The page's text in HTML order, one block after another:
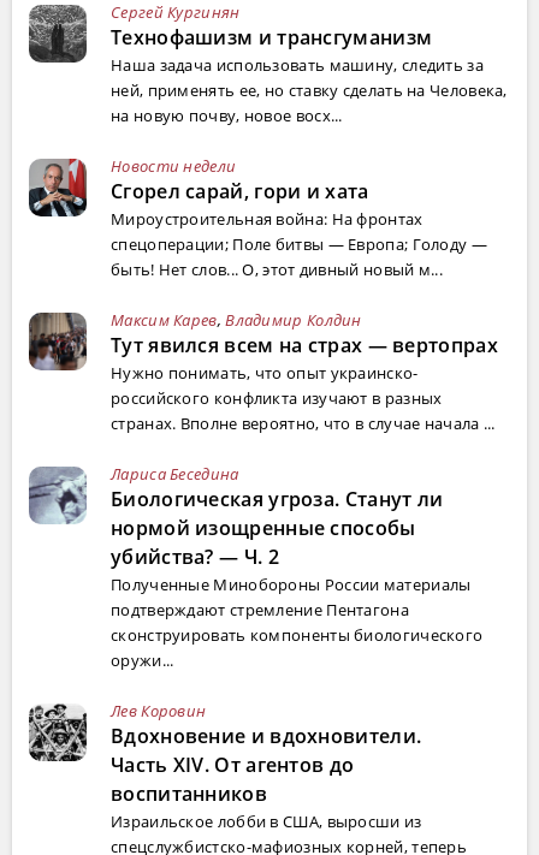
Сергей Кургинян
Технофашизм и трансгуманизм
Наша задача использовать машину, следить за
ней, применять ее, но ставку сделать на Человека,
на новую почву, новое восх...
Новости недели
Сгорел сарай, гори и хата
Мироустроительная война: На фронтах
спецоперации; Поле битвы — Европа; Голоду —
быть! Нет слов... О, этот дивный новый м...
Максим Карев,Владимир Колдин
Тут явился всем на страх — вертопрах
Нужно понимать, что опыт украинско-
российского конфликта изучают в разных
странах. Вполне вероятно, что в случае начала ...
Лариса Беседина
Биологическая угроза. Станут ли
нормой изощренные способы
убийства? — Ч. 2
Полученные Минобороны России материалы
подтверждают стремление Пентагона
сконструировать компоненты биологического
оружи...
Лев Коровин
Вдохновение и вдохновители.
Часть XIV. От агентов до
воспитанников
Израильское лобби в США, выросши из
спецслужбистско-мафиозных корней, теперь